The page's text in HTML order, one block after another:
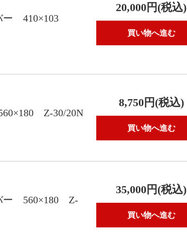
ー 410×103
20,000円(税込)
買い物へ進む
Z-30/20N
8,750円(税込)
買い物へ進む
ー 560×180 Z-
35,000円(税込)
買い物へ進む